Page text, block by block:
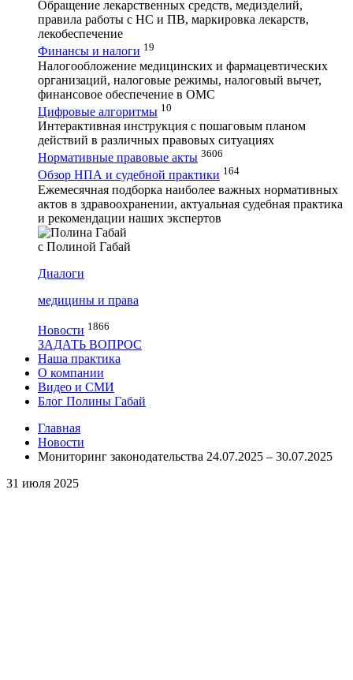
Обращение лекарственных средств, медизделий,
правила работы с НС и ПВ, маркировка лекарств,
лекобеспечение
Финансы и налоги 19
Налогообложение медицинских и фармацевтических
организаций, налоговые режимы, налоговый вычет,
финансовое обеспечение в ОМС
Цифровые алгоритмы 10
Интерактивная инструкция с пошаговым планом
действий в различных правовых ситуациях
Нормативные правовые акты 3606
Обзор НПА и судебной практики 164
Ежемесячная подборка наиболее важных нормативных
актов в здравоохранении, актуальная судебная практика
и рекомендации наших экспертов
с Полиной Габай
Диалоги
медицины и права
Новости 1866
ЗАДАТЬ ВОПРОС
Наша практика
О компании
Видео и СМИ
Блог Полины Габай
Главная
Новости
Мониторинг законодательства 24.07.2025 – 30.07.2025
31 июля 2025